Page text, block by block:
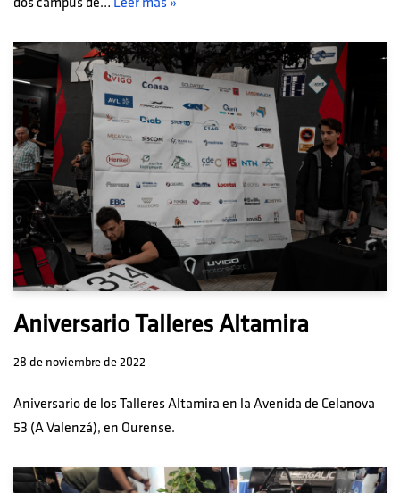
Aniversario Talleres Altamira
28 de noviembre de 2022
Aniversario de los Talleres Altamira en la Avenida de Celanova
53 (A Valenzá), en Ourense.